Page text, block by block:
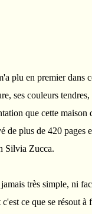
plu en premier dans
ses couleurs
que cette
de plus de 420 pages
Silvia Zucca.
très simple, ni
c'est ce que se résout